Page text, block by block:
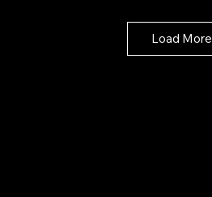
Load More